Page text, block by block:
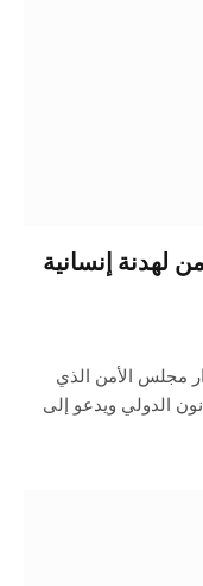
لهدنة إنسانية
مجلس الأمن الذي
الدولي ويدعو إلى